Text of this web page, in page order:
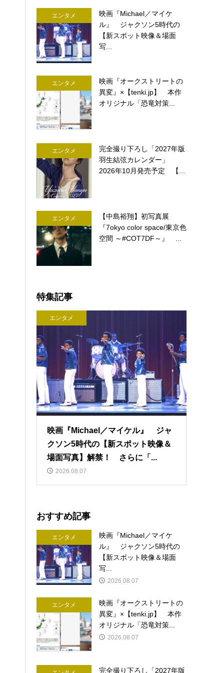
エンタメ
映画『Michael／マイケ
ル』 ジャクソン5時代の
【新スポット映像＆場面
写...
エンタメ
映画『オークストリートの
異変』×【tenki.jp】 本作
オリジナル「恐竜対策...
エンタメ
完全撮り下ろし「2027年版
羽生結弦カレンダー」
2026年10月発売予定 【...
エンタメ
【中島裕翔】初写真展
『7okyo color space/東京色
空間 ～#COT7DF～』 ...
特集記事
エンタメ
映画『Michael／マイケル』 ジャ
クソン5時代の【新スポット映像＆
場面写真】解禁！ さらに「...
2026.08.07
おすすめ記事
エンタメ
映画『Michael／マイケ
ル』 ジャクソン5時代の
【新スポット映像＆場面
写...
2026.08.07
エンタメ
映画『オークストリートの
異変』×【tenki.jp】 本作
オリジナル「恐竜対策...
2026.08.07
完全撮り下ろし「2027年版